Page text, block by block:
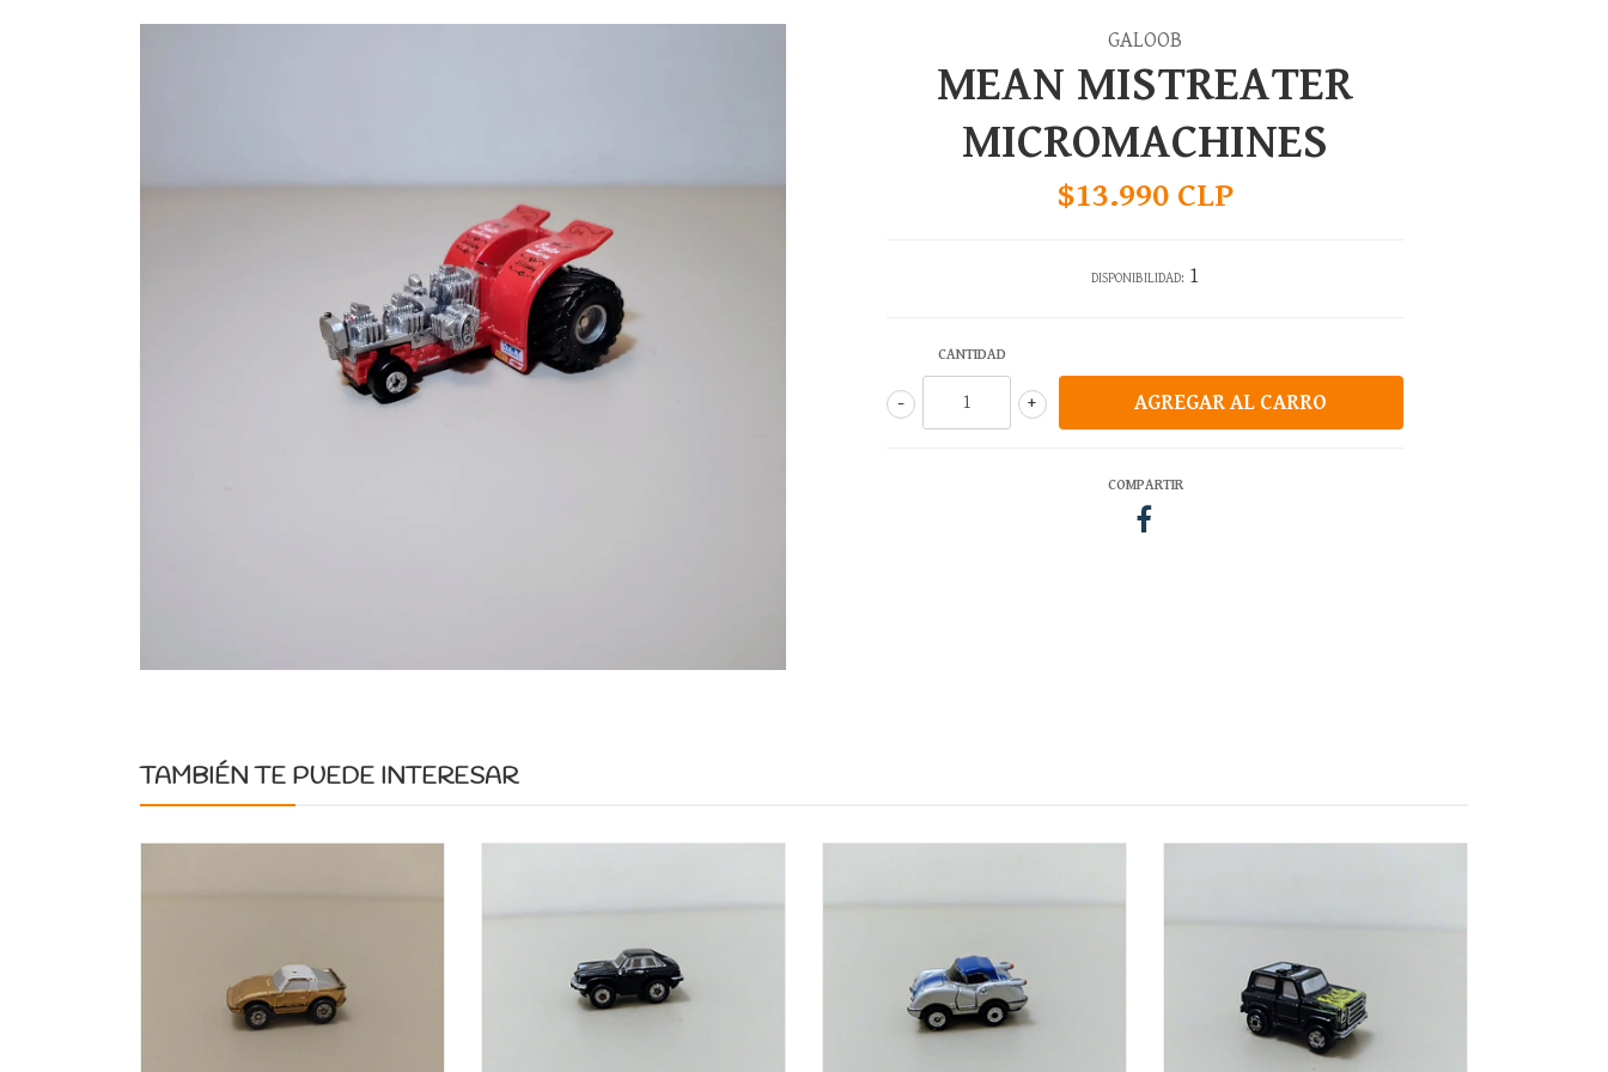
GALOOB
MEAN MISTREATER
MICROMACHINES
$13.990 CLP
DISPONIBILIDAD: 1
CANTIDAD
+
-
COMPARTIR
TAMBIÉN TE PUEDE INTERESAR